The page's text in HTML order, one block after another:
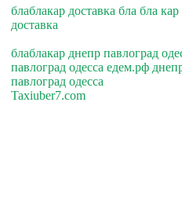
блаблакар доставка бла бла
доставка
блаблакар днепр павлоград
павлоград одесса едем.рф
павлоград одесса
Taxiuber7.com